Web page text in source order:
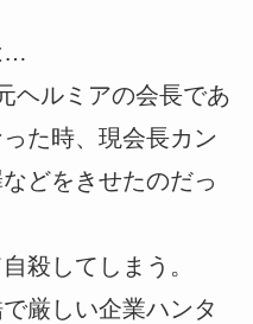
…
ヘルミアの会長であ
た時、現会長カン
どをきせたのだっ
殺してしまう。
厳しい企業ハンタ